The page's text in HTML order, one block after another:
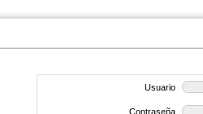
Usuario
Contraseña